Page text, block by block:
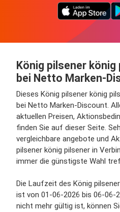
König pilsener
bei Netto Marken-
Dieses König pilsener könig
bei Netto Marken-Discount.
aktuellen Preisen,
finden Sie auf dieser Seite.
vergleichbare angebote und
pilsener könig pilsener in
immer die günstigste Wahl
Die Laufzeit des König
ist von 01-06-2026 bis 06-06-
nicht mehr gültig ist, können